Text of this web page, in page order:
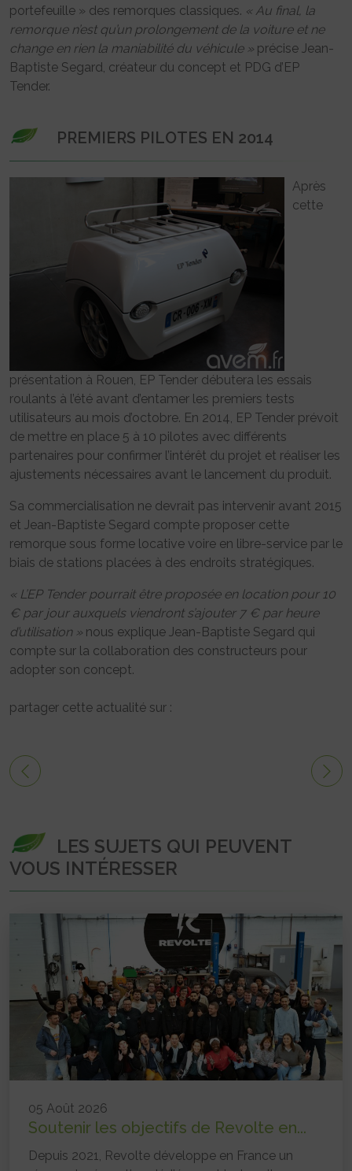
portefeuille » des remorques classiques. « Au final, la
remorque n’est qu’un prolongement de la voiture et ne
change en rien la maniabilité du véhicule » précise Jean-
Baptiste Segard, créateur du concept et PDG d’EP
Tender.
PREMIERS PILOTES EN 2014
Après
cette
présentation à Rouen, EP Tender débutera les essais
roulants à l’été avant d’entamer les premiers tests
utilisateurs au mois d’octobre. En 2014, EP Tender prévoit
de mettre en place 5 à 10 pilotes avec différents
partenaires pour confirmer l’intérêt du projet et réaliser les
ajustements nécessaires avant le lancement du produit.
Sa commercialisation ne devrait pas intervenir avant 2015
et Jean-Baptiste Segard compte proposer cette
remorque sous forme locative voire en libre-service par le
biais de stations placées à des endroits stratégiques.
« L’EP Tender pourrait être proposée en location pour 10
€ par jour auxquels viendront s’ajouter 7 € par heure
d’utilisation » nous explique Jean-Baptiste Segard qui
compte sur la collaboration des constructeurs pour
adopter son concept.
partager cette actualité sur :
LES SUJETS QUI PEUVENT
VOUS INTÉRESSER
05 Août 2026
Soutenir les objectifs de Revolte en...
Depuis 2021, Revolte développe en France un